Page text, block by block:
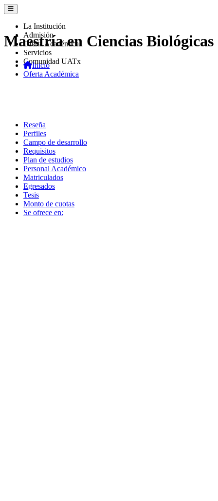
La Institución
Admisión
Oferta Académica
Servicios
Comunidad UATx
Maestría en Ciencias Biológicas
Inicio
Oferta Académica
Reseña
Perfiles
Campo de desarrollo
Requisitos
Plan de estudios
Personal Académico
Matriculados
Egresados
Tesis
Monto de cuotas
Se ofrece en: